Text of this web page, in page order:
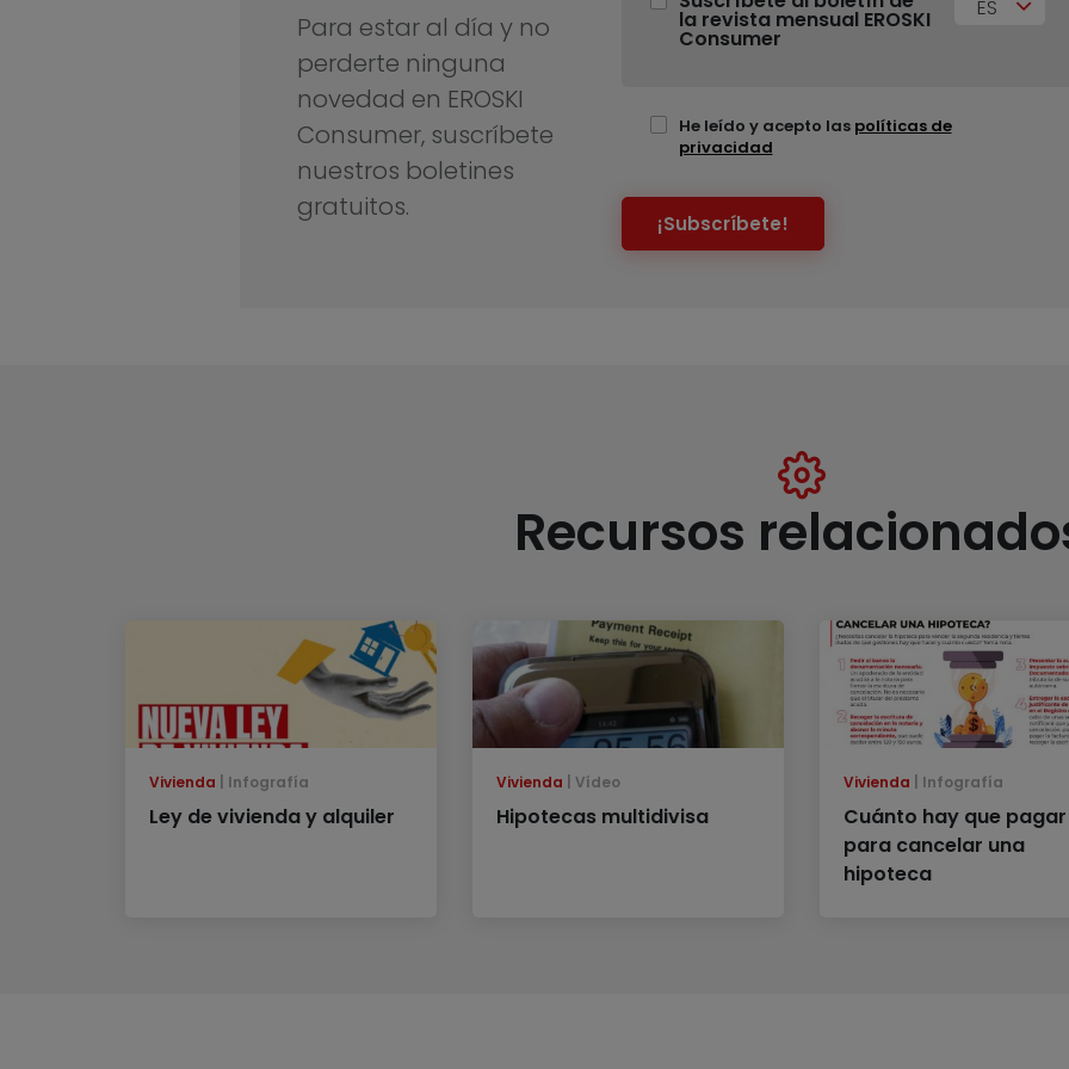
Para estar al día y no
perderte ninguna
novedad en EROSKI
Consumer, suscríbete
nuestros boletines
gratuitos.
la revista mensual EROSKI
Consumer
ES
He leído y acepto las políticas de
privacidad
¡Subscríbete!
Recursos
Vivienda Infografía
Ley de vivienda y alquiler
Vivienda Vídeo
Hipotecas multidivisa
Vivienda Infografía
Cuánto hay que pagar
para cancelar una
hipoteca